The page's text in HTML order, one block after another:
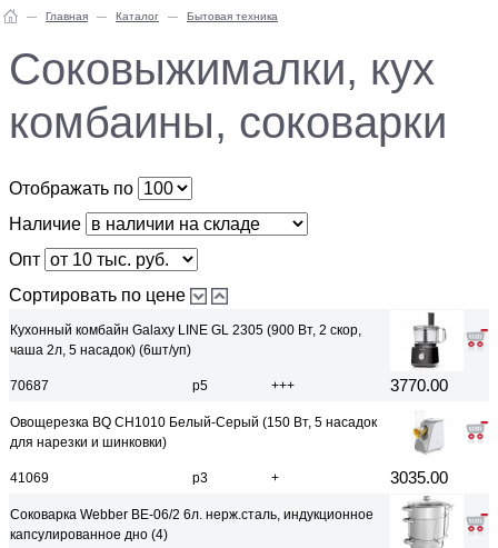
Главная Каталог Бытовая техника
Соковыжималки, кух
комбаины, соковарки
Отображать по
Наличие
Опт
Сортировать по цене
Кухонный комбайн Galaxy LINE GL 2305 (900 Вт, 2 скор,
чаша 2л, 5 насадок) (6шт/уп)
70687 р5 +++ 3770.00
Овощерезка BQ CH1010 Белый-Серый (150 Вт, 5 насадок
для нарезки и шинковки)
41069 р3 + 3035.00
Соковарка Webber BE-06/2 6л. нерж.сталь, индукционное
капсулированное дно (4)